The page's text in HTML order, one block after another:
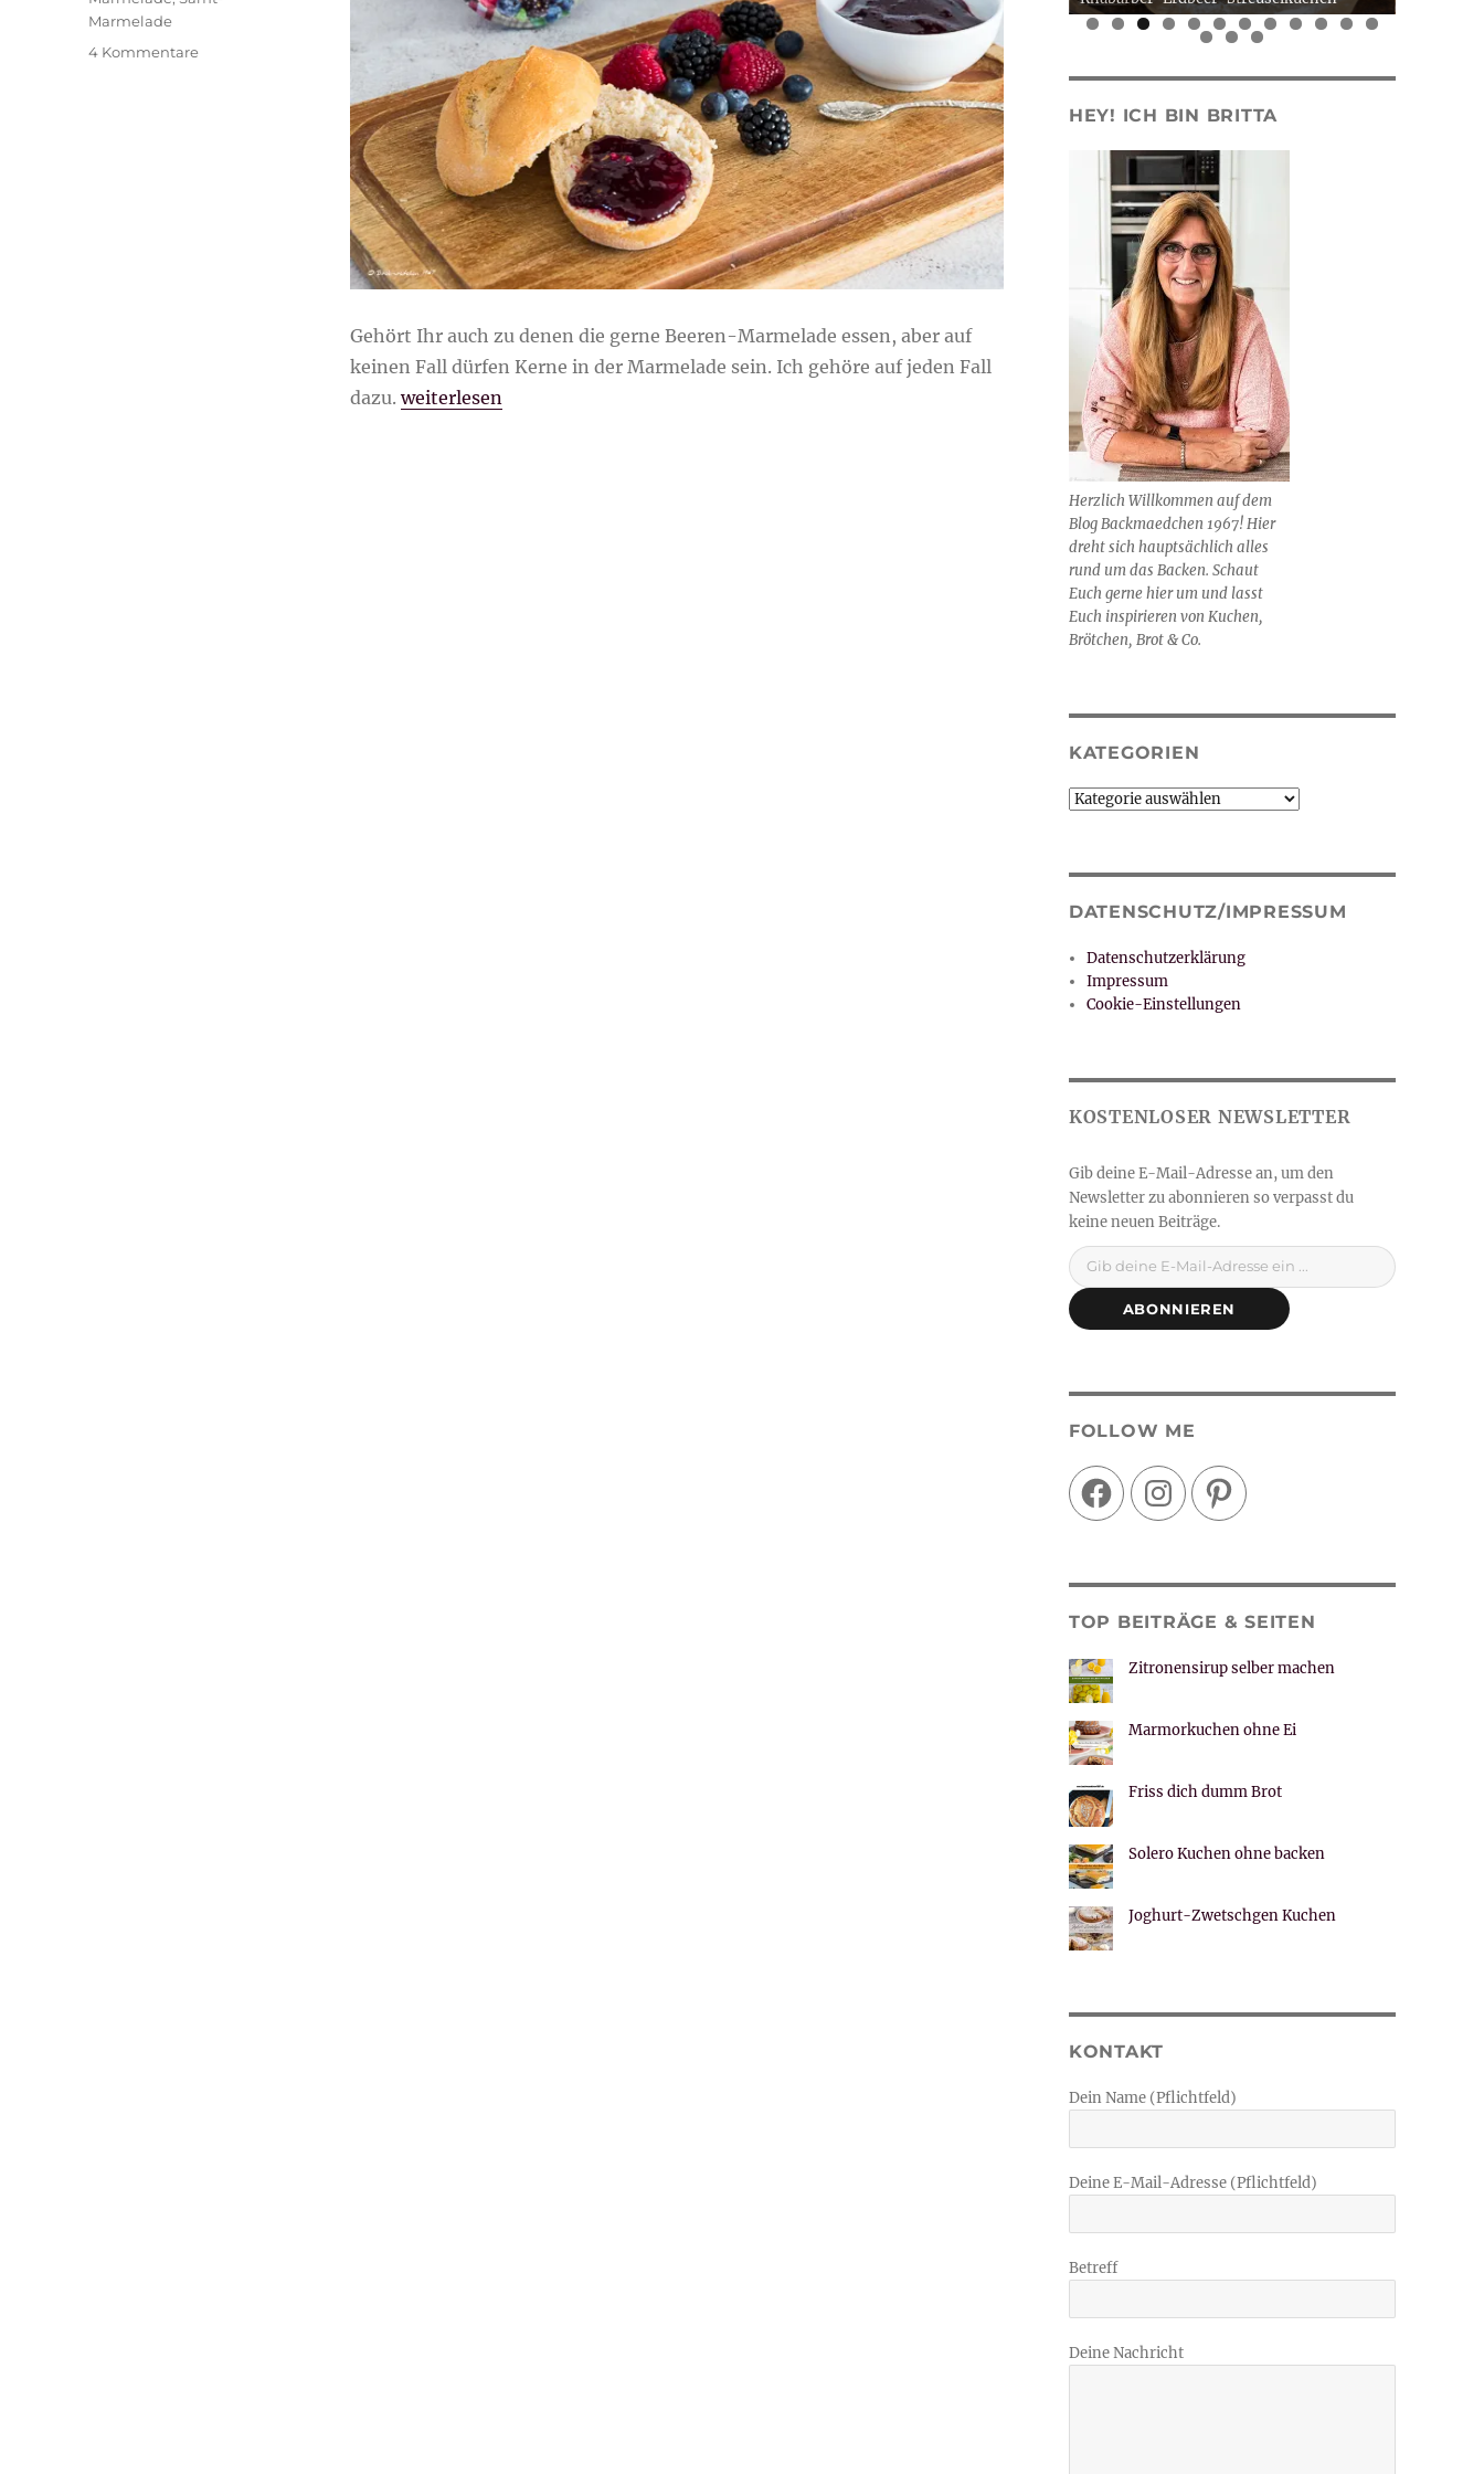
Gehört Ihr auch zu denen die gerne Beeren-Marmelade essen, aber auf
keinen Fall dürfen Kerne in der Marmelade sein. Ich gehöre auf jeden Fall
dazu.„perfekte samtige Beeren-Marmelade ohne Kerne“
weiterlesen
Marmelade
4 Kommentarezu
0
1 2
3 4 5
HEY! ICH BIN BRITTA
Herzlich Willkommen auf dem
Blog Backmaedchen 1967! Hier
dreht sich hauptsächlich alles
rund um das Backen. Schaut
Euch gerne hier um und lasst
Euch inspirieren von Kuchen,
Brötchen, Brot & Co.
KATEGORIEN
Kategorien
DATENSCHUTZ/IMPRESSUM
Datenschutzerklärung
Impressum
Cookie-Einstellungen
Gib deine E-Mail-Adresse ein ...
ABONNIEREN
FOLLOW ME
FacebookInstagramPinterest
TOP BEITRÄGE & SEITEN
Zitronensirup selber machen
Marmorkuchen ohne Ei
Friss dich dumm Brot
Solero Kuchen ohne backen
Joghurt-Zwetschgen Kuchen
KONTAKT
Dein Name (Pflichtfeld)
Deine E-Mail-Adresse (Pflichtfeld)
Betreff
Deine Nachricht